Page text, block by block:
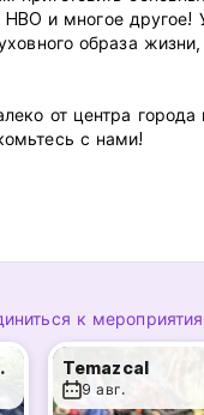
и многое
образа
от центра
с нами!
случае поздней
и дебетовыми
к
& River Temazcal
9 авг.